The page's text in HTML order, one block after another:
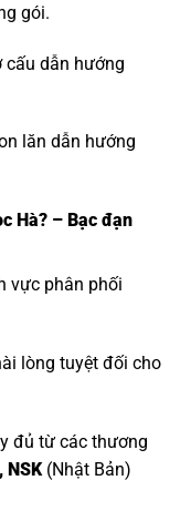
gói.
cấu dẫn hướng
lăn dẫn hướng
Hà? – Bạc đạn
vực phân phối
lòng tuyệt đối cho
đủ từ các thương
NSK(Nhật Bản)